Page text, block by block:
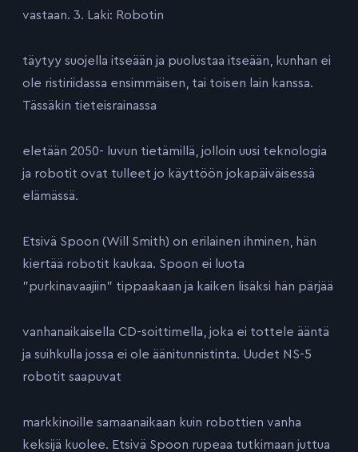
vastaan. 3. Laki: Robotin
täytyy suojella itseään ja puolustaa itseään, kunhan ei
ole ristiriidassa ensimmäisen, tai toisen lain kanssa.
Tässäkin tieteisrainassa
eletään 2050- luvun tietämillä, jolloin uusi teknologia
ja robotit ovat tulleet jo käyttöön jokapäiväisessä
elämässä.
Etsivä Spoon (Will Smith) on erilainen ihminen, hän
kiertää robotit kaukaa. Spoon ei luota
”purkinavaajiin” tippaakaan ja kaiken lisäksi hän pärjää
vanhanaikaisella CD-soittimella, joka ei tottele ääntä
ja suihkulla jossa ei ole äänitunnistinta. Uudet NS-5
robotit saapuvat
markkinoille samaanaikaan kuin robottien vanha
keksijä kuolee. Etsivä Spoon rupeaa tutkimaan juttua